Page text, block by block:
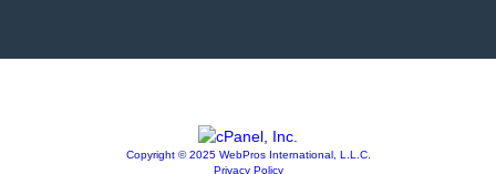
Copyright © 2025 WebPros International, L.L.C.
Privacy Policy